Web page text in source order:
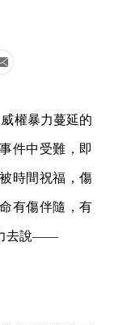
權暴力蔓延的
件中受難，即
時間祝福，傷
有傷伴隨，有
去說——